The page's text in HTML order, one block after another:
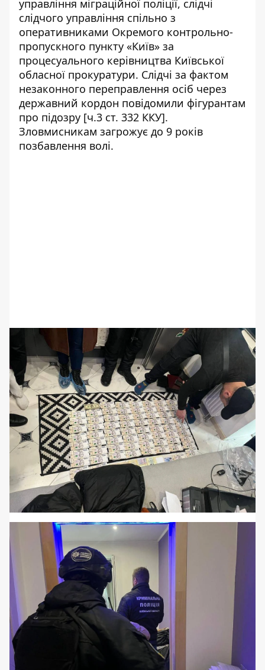
управління міграційної поліції, слідчі
слідчого управління спільно з
оперативниками Окремого контрольно-
пропускного пункту «Київ» за
процесуального керівництва Київської
обласної прокуратури. Слідчі за фактом
незаконного переправлення осіб через
державний кордон повідомили фігурантам
про підозру [ч.3 ст. 332 ККУ].
Зловмисникам загрожує до 9 років
позбавлення волі.